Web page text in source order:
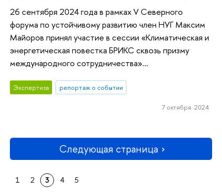
26 сентября 2024 года в рамках V Северного
форума по устойчивому развитию член НУГ Максим
Майоров принял участие в сессии «Климатическая и
энергетическая повестка БРИКС сквозь призму
международного сотрудничества»...
Экспертиза репортаж о событии
7 октября 2024
Следующая страница
1 2 3 4 5